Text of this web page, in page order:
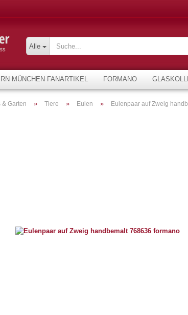
Alle
MÜNCHEN FANARTIKEL FORMANO
Garten » Tiere » Eulen » Eulenpaar auf Zweig